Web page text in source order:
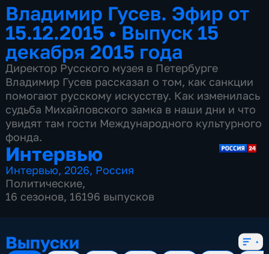
Владимир Гусев. Эфир от
15.12.2015 •Выпуск 15
декабря 2015 года
Директор Русского музея в Петербурге
Владимир Гусев рассказал о том, как санкции
помогают русскому искусству. Как изменилась
судьба Михайловского замка в наши дни и что
увидят там гости Международного культурного
фонда.
Интервью
Интервью,2026, Россия
Политические,
16 сезонов, 16196 выпусков
Выпуски